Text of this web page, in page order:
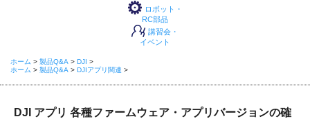
ロボット・
RC部品
講習会・
イベント
ホーム > 製品Q&A > DJI >
ホーム > 製品Q&A > DJIアプリ関連 >
DJI アプリ 各種ファームウェア・アプリバージョンの確